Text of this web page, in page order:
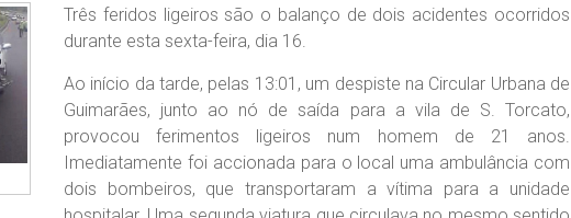
Três feridos ligeiros são o balanço de dois acidentes ocorridos
durante esta sexta-feira, dia 16.
Ao início da tarde, pelas 13:01, um despiste na Circular Urbana de
Guimarães, junto ao nó de saída para a vila de S. Torcato,
provocou ferimentos ligeiros num homem de 21 anos.
Imediatamente foi accionada para o local uma ambulância com
dois bombeiros, que transportaram a vítima para a unidade